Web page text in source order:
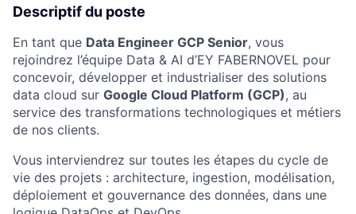
Descriptif du poste
En tant que Data Engineer GCP Senior, vous
rejoindrez l’équipe Data & AI d’EY FABERNOVEL pour
concevoir, développer et industrialiser des solutions
data cloud sur Google Cloud Platform (GCP), au
service des transformations technologiques et métiers
de nos clients.
Vous interviendrez sur toutes les étapes du cycle de
vie des projets : architecture, ingestion, modélisation,
déploiement et gouvernance des données, dans une